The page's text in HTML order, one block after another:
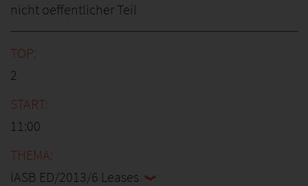
nicht oeffentlicher Teil
2
11:00
IASB ED/2013/6 Leases